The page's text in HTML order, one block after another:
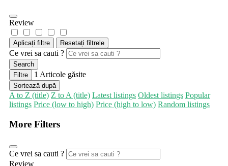
Review
Aplicați filtre Resetați filtrele
Ce vrei sa cauti ?
Search
Filtre
1 Articole găsite
Sortează după
A to Z (title) Z to A (title) Latest listings Oldest listings Popular
listings Price (low to high) Price (high to low) Random listings
More Filters
Ce vrei sa cauti ?
Review